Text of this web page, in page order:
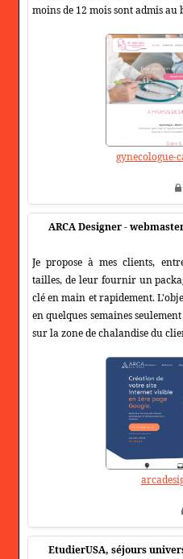
moins de 12 mois sont admis au
gynecologue-
ARCA Designer -
Je propose à mes clients,
tailles, de leur fournir un
clé en main et rapidement.
en quelques semaines
sur la zone de chalandise du
EtudierUSA, séjours